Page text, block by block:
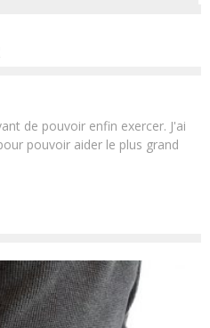
de pouvoir enfin exercer. J'ai
pouvoir aider le plus grand